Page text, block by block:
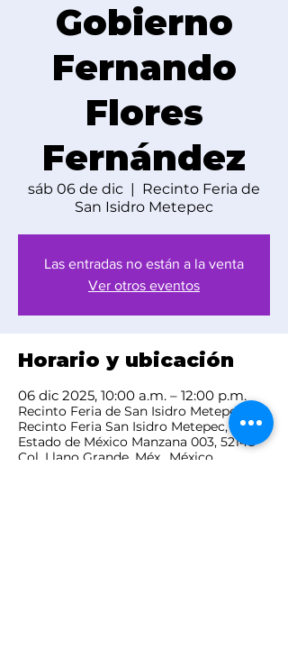
Gobierno
Fernando
Flores
Fernández
sáb 06 de dic
  |
Recinto Feria de
San Isidro Metepec
Las entradas no están a la venta
Ver otros eventos
Horario y ubicación
06 dic 2025, 10:00 a.m. – 12:00 p.m.
Recinto Feria de San Isidro Metepec,
Recinto Feria San Isidro Metepec, Av.
Estado de México Manzana 003, 52148
Col. Llano Grande, Méx., México